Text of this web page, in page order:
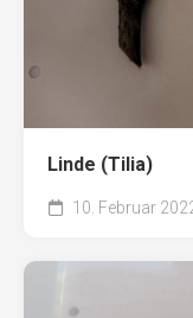
Linde (Tilia)
10. Februar